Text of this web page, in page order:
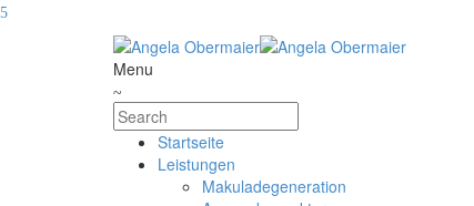
Menu
Startseite
Leistungen
Makuladegeneration